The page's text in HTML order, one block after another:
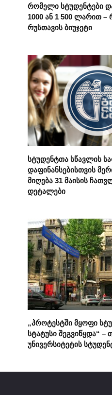
რომელი სტუდენტები
1000 ან 1 500 ლარით –
რუსთავის ბიუჯეტი
სტუდენტთა სწავლის
დაფინანსებისთვის
მიღება 31 მაისის
დეტალები
„პროტესტში მყოფი
სტატუსი შეგვიწყდა“
უნივერსიტეტის